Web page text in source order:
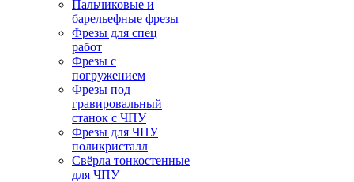
Пальчиковые и
барельефные фрезы
Фрезы для спец
работ
Фрезы с
погружением
Фрезы под
гравировальный
станок с ЧПУ
Фрезы для ЧПУ
поликристалл
Свёрла тонкостенные
для ЧПУ